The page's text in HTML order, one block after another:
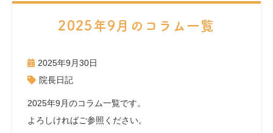
2025年9月のコラム一覧
2025年9月30日
院長日記
2025年9月のコラム一覧です。
よろしければご参照ください。